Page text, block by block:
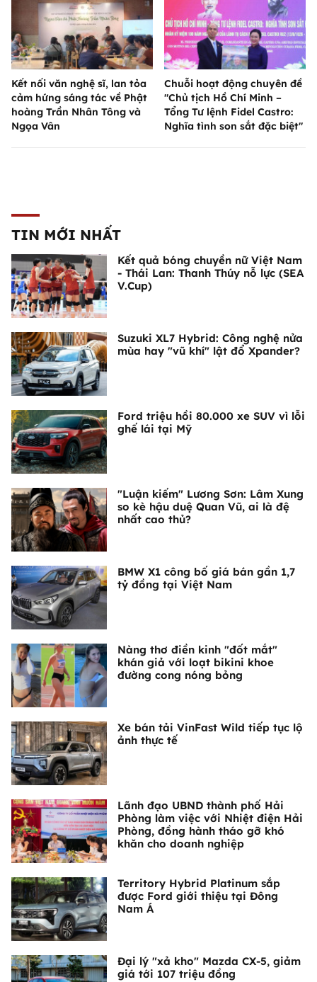
Kết nối văn nghệ sĩ, lan tỏa
cảm hứng sáng tác về Phật
hoàng Trần Nhân Tông và
Ngọa Vân
Chuỗi hoạt động chuyên đề
"Chủ tịch Hồ Chí Minh –
Tổng Tư lệnh Fidel Castro:
Nghĩa tình son sắt đặc biệt"
TIN MỚI NHẤT
Kết quả bóng chuyền nữ Việt Nam
- Thái Lan: Thanh Thúy nỗ lực (SEA
V.Cup)
Suzuki XL7 Hybrid: Công nghệ nửa
mùa hay "vũ khí" lật đổ Xpander?
Ford triệu hồi 80.000 xe SUV vì lỗi
ghế lái tại Mỹ
"Luận kiếm" Lương Sơn: Lâm Xung
so kè hậu duệ Quan Vũ, ai là đệ
nhất cao thủ?
BMW X1 công bố giá bán gần 1,7
tỷ đồng tại Việt Nam
Nàng thơ điền kinh "đốt mắt"
khán giả với loạt bikini khoe
đường cong nóng bỏng
Xe bán tải VinFast Wild tiếp tục lộ
ảnh thực tế
Lãnh đạo UBND thành phố Hải
Phòng làm việc với Nhiệt điện Hải
Phòng, đồng hành tháo gỡ khó
khăn cho doanh nghiệp
Territory Hybrid Platinum sắp
được Ford giới thiệu tại Đông
Nam Á
Đại lý "xả kho" Mazda CX-5, giảm
giá tới 107 triệu đồng